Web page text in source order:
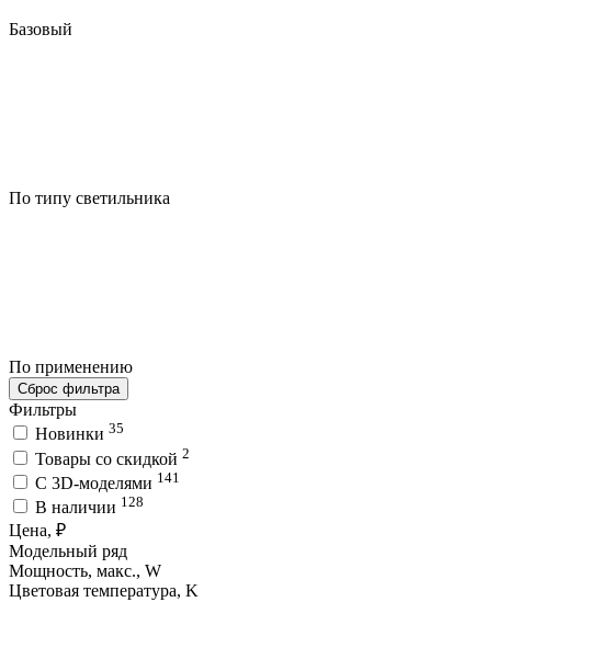
Базовый
По типу светильника
По применению
Сброс фильтра
Фильтры
Новинки 35
Товары со скидкой 2
C 3D-моделями 141
В наличии 128
Цена, ₽
Модельный ряд
Мощность, макс., W
Цветовая температура, K